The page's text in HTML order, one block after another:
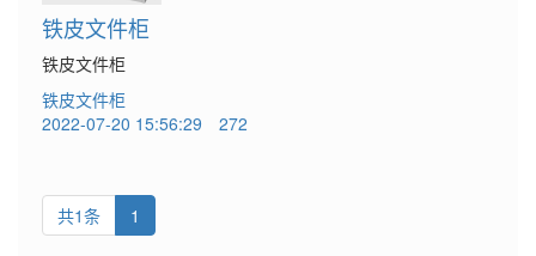
铁皮文件柜
铁皮文件柜
铁皮文件柜
2022-07-20 15:56:29
272
共1条 1